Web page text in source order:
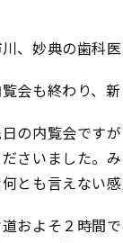
、妙典の歯科
会も終わり、
の内覧会です
ださいました。
とも言えない
道およそ２時間